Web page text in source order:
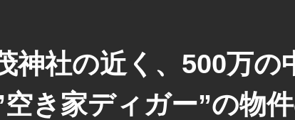
神社の近く、500万の
空き家ディガー”の物